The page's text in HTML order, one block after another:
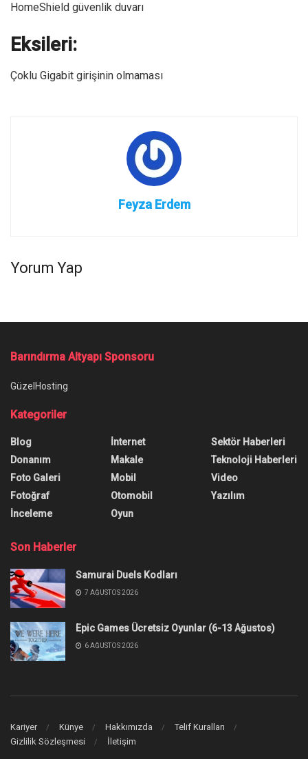
HomeShield güvenlik duvarı
Eksileri:
Çoklu Gigabit girişinin olmaması
Feyza Erdem
Yorum Yap
Barındırma Altyapı Sponsoru
GüzelHosting
Kategoriler
Blog
Donanım
Foto Galeri
Fotoğraf
İnceleme
İnternet
Makale
Mobil
Otomobil
Oyun
Sektör Haberleri
Teknoloji Haberleri
Video
Yazılım
Son Haberler
Samurai Duels Kodları
7 AĞUSTOS 2026
Epic Games Ücretsiz Oyunlar (6-13 Ağustos)
6 AĞUSTOS 2026
Kariyer Künye Hakkımızda
Telif Kuralları
Gizlilik Sözleşmesi
İletişim